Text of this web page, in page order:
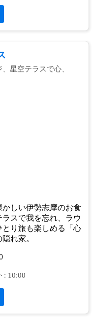
星空テラスで心、
しい伊勢志摩のお食
スで我を忘れ、ラウ
り旅も楽しめる「心
れ家。
: 10:00